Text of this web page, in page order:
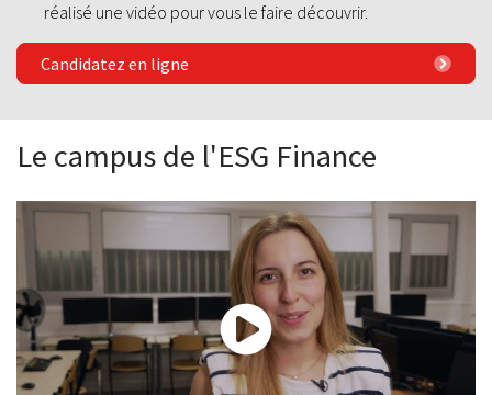
réalisé une vidéo pour vous le faire découvrir.
Candidatez en ligne
Le campus de l'ESG Finance
Découvrez le campus de L'ESG Finance à La Défense